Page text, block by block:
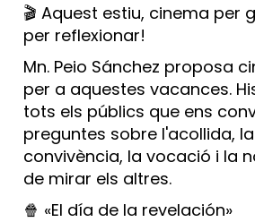
🎬 Aquest estiu, cinema per
per reflexionar!
Mn. Peio Sánchez proposa
per a aquestes vacances.
tots els públics que ens
preguntes sobre l'acollida,
convivència, la vocació i la
de mirar els altres.
🍿 «El día de la revelación»